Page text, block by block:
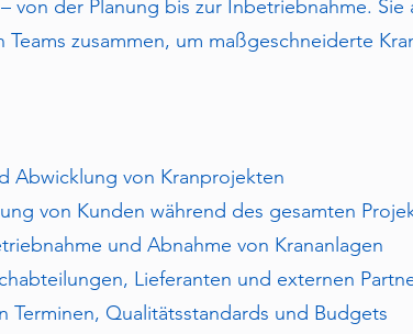
von der Planung bis zur Inbetriebnahme.
zusammen, um maßgeschneiderte
Abwicklung von Kranprojekten
von Kunden während des gesamten
und Abnahme von Krananlagen
Lieferanten und externen
Terminen, Qualitätsstandards und Budgets